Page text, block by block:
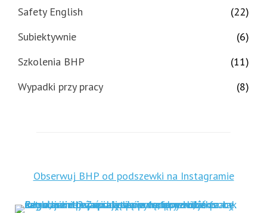
Safety English
(22)
Subiektywnie
(6)
Szkolenia BHP
(11)
Wypadki przy pracy
(8)
Obserwuj BHP od podszewki na Instagramie